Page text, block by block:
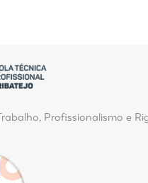
Profissionalismo e